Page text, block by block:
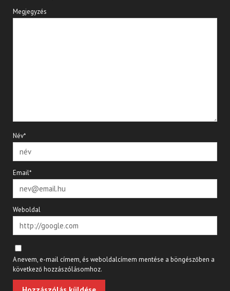
Megjegyzés
Név*
Email*
Weboldal
A nevem, e-mail címem, és weboldalcímem mentése a böngészőben a
következő hozzászólásomhoz.